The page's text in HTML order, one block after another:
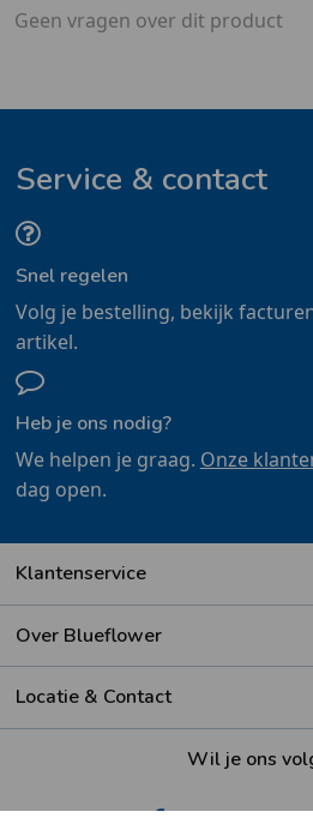
Geen vragen over dit product
Service & contact
Snel regelen
Volg je bestelling, bekijk
artikel.
Heb je ons nodig?
We helpen je graag. Onze
dag open.
Klantenservice
Over Blueflower
Locatie & Contact
Wil je ons